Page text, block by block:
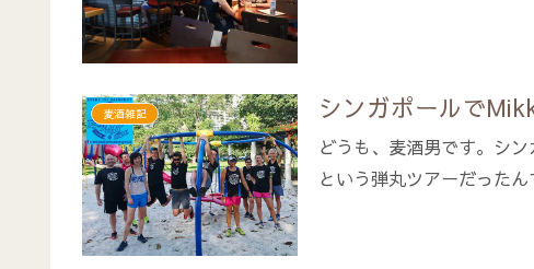
麦酒雑記 シンガポールで
どうも、麦酒男です。シ
という弾丸ツアーだった